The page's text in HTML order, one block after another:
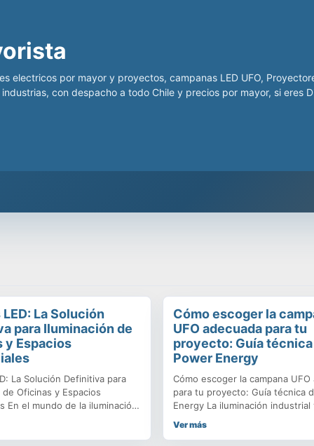
LED para la
para ofrecer
La Solución
para Iluminación de
y Espacios
La Solución Definitiva para
Oficinas y Espacios
En el mundo de la iluminación
Cómo escoger la
UFO adecuada para tu
proyecto: Guía
Power Energy
Cómo escoger la campana UFO
para tu proyecto: Guía técnica
Energy La iluminación industrial
requiere soluciones que
Ver más